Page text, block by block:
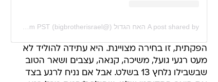
A post shared by האח הגדול (@bigbrotherisrael) Jan 5, 2020 at 4:30am PST
הפקתית, זו בחירה מצויינת. היא עתידה להוליד לא
מעט רגעי גועל, משיכה, קנאה, עצבים ושאר הטוב
שבשבילו נלחץ 13 בשלט. אבל אם נניח לרגע בצד